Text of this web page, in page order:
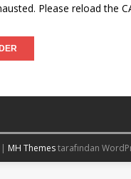
Please reload the
MH Themestarafından